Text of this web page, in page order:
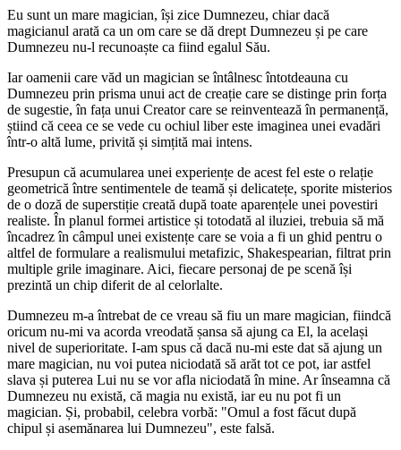
Eu sunt un mare magician, își zice Dumnezeu, chiar dacă
magicianul arată ca un om care se dă drept Dumnezeu și pe care
Dumnezeu nu-l recunoaște ca fiind egalul Său.
Iar oamenii care văd un magician se întâlnesc întotdeauna cu
Dumnezeu prin prisma unui act de creație care se distinge prin forța
de sugestie, în fața unui Creator care se reinventează în permanență,
știind că ceea ce se vede cu ochiul liber este imaginea unei evadări
într-o altă lume, privită și simțită mai intens.
Presupun că acumularea unei experiențe de acest fel este o relație
geometrică între sentimentele de teamă și delicatețe, sporite misterios
de o doză de superstiție creată după toate aparențele unei povestiri
realiste. În planul formei artistice și totodată al iluziei, trebuia să mă
încadrez în câmpul unei existențe care se voia a fi un ghid pentru o
altfel de formulare a realismului metafizic, Shakespearian, filtrat prin
multiple grile imaginare. Aici, fiecare personaj de pe scenă își
prezintă un chip diferit de al celorlalte.
Dumnezeu m-a întrebat de ce vreau să fiu un mare magician, fiindcă
oricum nu-mi va acorda vreodată șansa să ajung ca El, la același
nivel de superioritate. I-am spus că dacă nu-mi este dat să ajung un
mare magician, nu voi putea niciodată să arăt tot ce pot, iar astfel
slava și puterea Lui nu se vor afla niciodată în mine. Ar înseamna că
Dumnezeu nu există, că magia nu există, iar eu nu pot fi un
magician. Și, probabil, celebra vorbă: "Omul a fost făcut după
chipul și asemănarea lui Dumnezeu", este falsă.